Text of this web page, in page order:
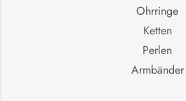
Ohrringe
Ketten
Perlen
Armbänder